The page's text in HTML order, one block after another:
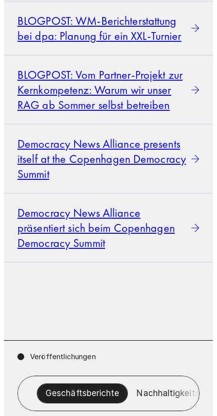
BLOGPOST: WM-Berichterstattung
bei dpa: Planung für ein XXL-Turnier
BLOGPOST: Vom Partner-Projekt zur
Kernkompetenz: Warum wir unser
RAG ab Sommer selbst betreiben
Democracy News Alliance presents
itself at the Copenhagen Democracy
Summit
Democracy News Alliance
präsentiert sich beim Copenhagen
Democracy Summit
Veröffentlichungen
Geschäftsberichte